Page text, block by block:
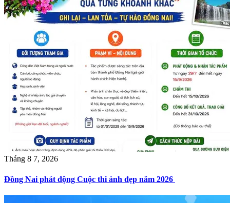
Tháng 8 7, 2026
Đồng Nai phát động Cuộc thi ảnh đẹp năm 2026